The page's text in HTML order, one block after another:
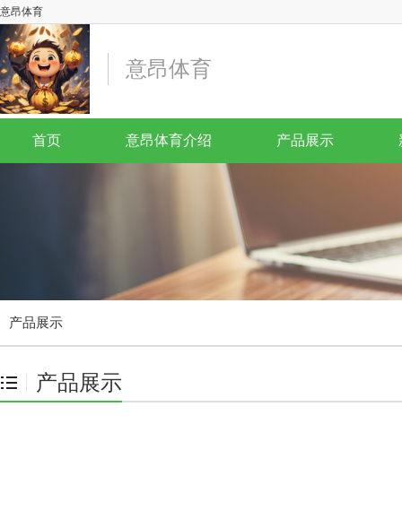
意昂体育
意昂体育
首页 意昂体育介绍 产品展示
产品展示
产品展示